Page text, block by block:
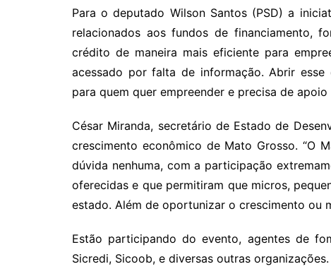
Para o deputado Wilson Santos (PSD) a
relacionados aos fundos de financiamento,
crédito de maneira mais eficiente para
acessado por falta de informação. Abrir
para quem quer empreender e precisa de apoio
César Miranda, secretário de Estado de
crescimento econômico de Mato Grosso. “O
dúvida nenhuma, com a participação
oferecidas e que permitiram que micros,
estado. Além de oportunizar o crescimento ou
Estão participando do evento, agentes de
Sicredi, Sicoob, e diversas outras organizações.